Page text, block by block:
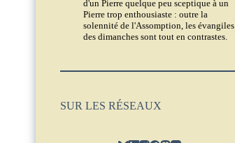
d'un Pierre quelque peu sceptique à un
Pierre trop enthousiaste : outre la
solennité de l'Assomption, les évangiles
des dimanches sont tout en contrastes.
SUR LES RÉSEAUX